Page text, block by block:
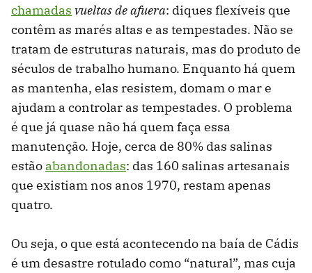
chamadas vueltas de afuera: diques flexíveis que
contêm as marés altas e as tempestades. Não se
tratam de estruturas naturais, mas do produto de
séculos de trabalho humano. Enquanto há quem
as mantenha, elas resistem, domam o mar e
ajudam a controlar as tempestades. O problema
é que já quase não há quem faça essa
manutenção. Hoje, cerca de 80% das salinas
estão abandonadas: das 160 salinas artesanais
que existiam nos anos 1970, restam apenas
quatro.
Ou seja, o que está acontecendo na baía de Cádis
é um desastre rotulado como “natural”, mas cuja